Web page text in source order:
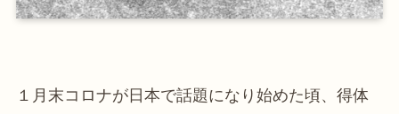
１月末コロナが日本で話題になり始めた頃、得体